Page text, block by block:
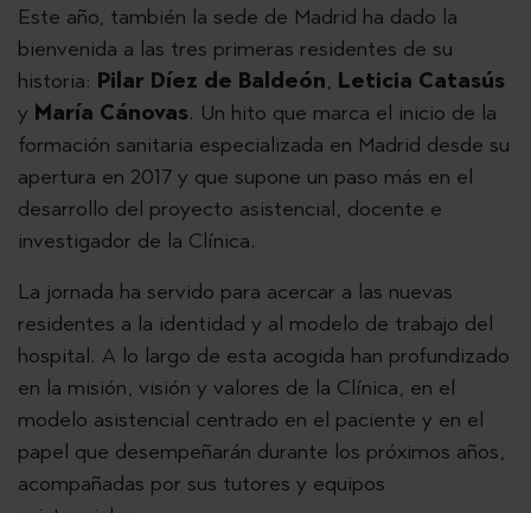
Este año, también la sede de Madrid ha dado la
bienvenida a las tres primeras residentes de su
historia: Pilar Díez de Baldeón, Leticia Catasús
y María Cánovas. Un hito que marca el inicio de la
formación sanitaria especializada en Madrid desde su
apertura en 2017 y que supone un paso más en el
desarrollo del proyecto asistencial, docente e
investigador de la Clínica.
La jornada ha servido para acercar a las nuevas
residentes a la identidad y al modelo de trabajo del
hospital. A lo largo de esta acogida han profundizado
en la misión, visión y valores de la Clínica, en el
modelo asistencial centrado en el paciente y en el
papel que desempeñarán durante los próximos años,
acompañadas por sus tutores y equipos